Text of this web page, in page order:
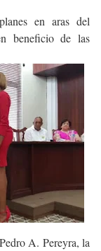
en aras del
beneficio de las
A. Pereyra, la